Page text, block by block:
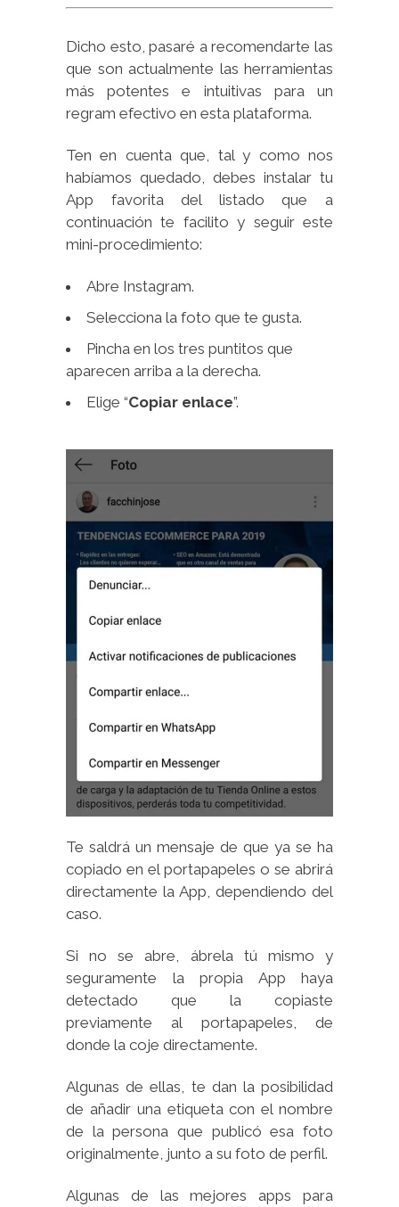
Dicho esto, pasaré a recomendarte las
que son actualmente las herramientas
más potentes e intuitivas para un
regram efectivo en esta plataforma.
Ten en cuenta que, tal y como nos
habíamos quedado, debes instalar tu
App favorita del listado que a
continuación te facilito y seguir este
mini-procedimiento:
Abre Instagram.
Selecciona la foto que te gusta.
Pincha en los tres puntitos que
aparecen arriba a la derecha.
Elige “Copiar enlace”.
Te saldrá un mensaje de que ya se ha
copiado en el portapapeles o se abrirá
directamente la App, dependiendo del
caso.
Si no se abre, ábrela tú mismo y
seguramente la propia App haya
detectado que la copiaste
previamente al portapapeles, de
donde la coje directamente.
Algunas de ellas, te dan la posibilidad
de añadir una etiqueta con el nombre
de la persona que publicó esa foto
originalmente, junto a su foto de perfil.
Algunas de las mejores apps para